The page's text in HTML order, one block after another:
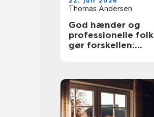
Thomas Andersen
God hænder og
professionelle folk
gør forskellen: